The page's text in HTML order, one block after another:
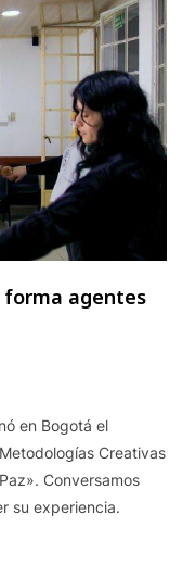
forma agentes
en Bogotá el
Creativas
Conversamos
su experiencia.